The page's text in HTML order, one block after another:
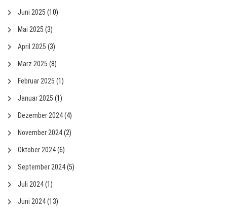
Juni 2025 (10)
Mai 2025 (3)
April 2025 (3)
März 2025 (8)
Februar 2025 (1)
Januar 2025 (1)
Dezember 2024(4)
November 2024(2)
Oktober 2024(6)
September 2024(5)
Juli 2024(1)
Juni 2024(13)